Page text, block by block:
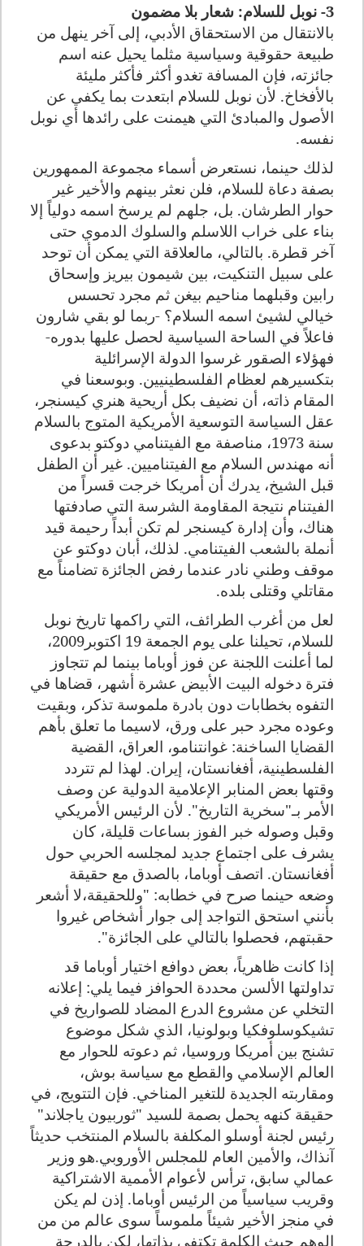
3- نوبل للسلام: شعار بلا مضمون
بالانتقال من الاستحقاق الأدبي، إلى آخر ينهل من
طبيعة حقوقية وسياسية مثلما يحيل عنه اسم
جائزته، فإن المسافة تغدو أكثر فأكثر مليئة
بالأفخاخ. لأن نوبل للسلام ابتعدت بما يكفي عن
الأصول والمبادئ التي هيمنت على رائدها أي نوبل
نفسه.
لذلك حينما، نستعرض أسماء مجموعة الممهورين
بصفة دعاة للسلام، فلن نعثر بينهم والأخير غير
حوار الطرشان. بل، جلهم لم يرسخ اسمه دولياً إلا
بناء على خراب اللاسلم والسلوك الدموي حتى
آخر قطرة. بالتالي، مالعلاقة التي يمكن أن توحد
على سبيل التنكيت، بين شيمون بيريز وإسحاق
رابين وقبلهما مناحيم بيغن ثم مجرد تحسس
خيالي لشيئ اسمه السلام؟ -ربما لو بقي شارون
فاعلاً في الساحة السياسية لحصل عليها بدوره-
فهؤلاء الصقور غرسوا الدولة الإسرائلية
بتكسيرهم لعظام الفلسطينيين. وبوسعنا في
المقام ذاته، أن نضيف بكل أريحية هنري كيسنجر،
عقل السياسة التوسعية الأمريكية المتوج بالسلام
سنة 1973، مناصفة مع الفيتنامي دوكتو بدعوى
أنه مهندس السلام مع الفيتناميين. غير أن الطفل
قبل الشيخ، يدرك أن أمريكا خرجت قسراً من
الفيتنام نتيجة المقاومة الشرسة التي صادفتها
هناك، وأن إدارة كيسنجر لم تكن أبداً رحيمة قيد
أنملة بالشعب الفيتنامي. لذلك، أبان دوكتو عن
موقف وطني نادر عندما رفض الجائزة تضامناً مع
مقاتلي وقتلى بلده.
لعل من أغرب الطرائف، التي راكمها تاريخ نوبل
للسلام، تحيلنا على يوم الجمعة 19 اكتوبر2009،
لما أعلنت اللجنة عن فوز أوباما بينما لم تتجاوز
فترة دخوله البيت الأبيض عشرة أشهر، قضاها في
التفوه بخطابات دون بادرة ملموسة تذكر، وبقيت
وعوده مجرد حبر على ورق، لاسيما ما تعلق بأهم
القضايا الساخنة: غوانتنامو، العراق، القضية
الفلسطينية، أفغانستان، إيران. لهذا لم تتردد
وقتها بعض المنابر الإعلامية الدولية عن وصف
الأمر بـ"سخرية التاريخ". لأن الرئيس الأمريكي
وقبل وصوله خبر الفوز بساعات قليلة، كان
يشرف على اجتماع جديد لمجلسه الحربي حول
أفغانستان. اتصف أوباما، بالصدق مع حقيقة
وضعه حينما صرح في خطابه: "وللحقيقة،لا أشعر
بأنني استحق التواجد إلى جوار أشخاص غيروا
حقبتهم، فحصلوا بالتالي على الجائزة".
إذا كانت ظاهرياً، بعض دوافع اختيار أوباما قد
تداولتها الألسن محددة الحوافز فيما يلي: إعلانه
التخلي عن مشروع الدرع المضاد للصواريخ في
تشيكوسلوفكيا وبولونيا، الذي شكل موضوع
تشنج بين أمريكا وروسيا، ثم دعوته للحوار مع
العالم الإسلامي والقطع مع سياسة بوش،
ومقاربته الجديدة للتغير المناخي. فإن التتويج، في
حقيقة كنهه يحمل بصمة للسيد "ثوربيون ياجلاند"
رئيس لجنة أوسلو المكلفة بالسلام المنتخب حديثاً
آنذاك، والأمين العام للمجلس الأوروبي.هو وزير
عمالي سابق، ترأس لأعوام الأممية الاشتراكية
وقريب سياسياً من الرئيس أوباما. إذن لم يكن
في منجز الأخير شيئاً ملموساً سوى عالم من من
الوهم حيث الكلمة تكتفي بذاتها، لكن بالدرجة